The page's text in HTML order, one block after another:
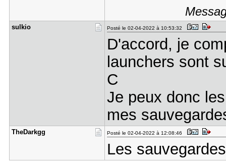
sulkio Posté le 02-04-2022 à 10:53:32
D'accord, je
launchers sont
C
Je peux donc
mes
TheDarkgg Posté le 02-04-2022 à 12:08:46
Les